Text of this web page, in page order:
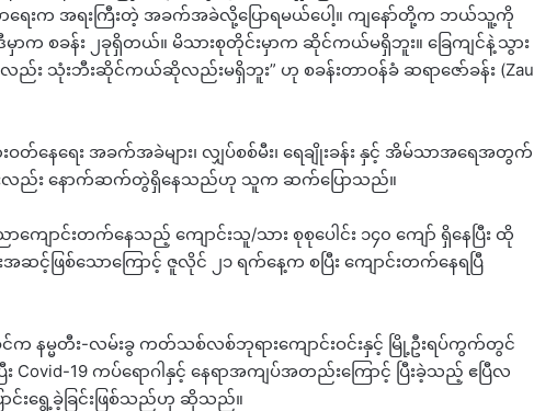
ရေးက အရးကြီးတဲ့ အခက်အခဲလို့ပြောရမယ်ပေါ့။ ကျနော်တို့က ဘယ်သူ့ကို
က စခန်း ၂ခုရှိတယ်။ မိသားစုတိုင်းမှာက ဆိုင်ကယ်မရှိဘူး။ ခြေကျင်နဲ့သွား
ည်း သုံးဘီးဆိုင်ကယ်ဆိုလည်းမရှိဘူး” ဟု စခန်းတာဝန်ခံ ဆရာဇော်ခန်း (Zau
ားဝတ်နေရေး အခက်အခဲများ၊ လျှပ်စစ်မီး၊ ရေချိုးခန်း နှင့် အိမ်သာအရေအတွက်
လည်း နောက်ဆက်တွဲရှိနေသည်ဟု သူက ဆက်ပြောသည်။
ျောင်းတက်နေသည့် ကျောင်းသူ/သား စုစုပေါင်း ၁၄၀ ကျော် ရှိနေပြီး ထို
ြစ်သောကြောင့် ဇူလိုင် ၂၁ ရက်နေ့က စပြီး ကျောင်းတက်နေရပြီ
က နမ္မတီး-လမ်းခွ ကတ်သစ်လစ်ဘုရားကျောင်းဝင်းနှင့် မြို့ဦးရပ်ကွက်တွင်
း Covid-19 ကပ်ရောဂါနှင့် နေရာအကျပ်အတည်းကြောင့် ပြီးခဲ့သည့် ဧပြီလ
ာင်းရွေ့ခဲ့ခြင်းဖြစ်သည်ဟု ဆိုသည်။